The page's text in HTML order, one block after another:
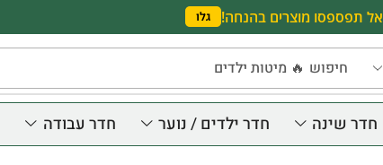
אל תפספסו מוצרים בהנחה! גלו
חיפוש 🔥 מיטות ילדים
חדר שינה חדר ילדים / נוער חדר עבודה